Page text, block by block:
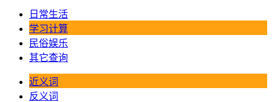
日常生活
学习计算
民俗娱乐
其它查询
近义词
反义词